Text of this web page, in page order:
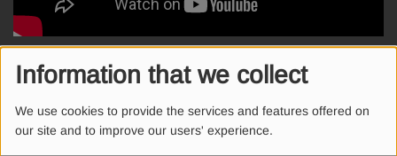
Information that we collect
We use cookies to provide the services and features offered on
our site and to improve our users' experience.
H Λουκία βρήκε 2 και η Χριστίνα 3 σωστές λέξεις!
Ποιος θα το κερδίσει; Συντονίσου καθημερινά στο Mix FM, στείλε
μήνυμα στο 3131 ή viber 99310031, παίξε και διεκδίκησε το
iPhone 16 pro Max από την Bionic!